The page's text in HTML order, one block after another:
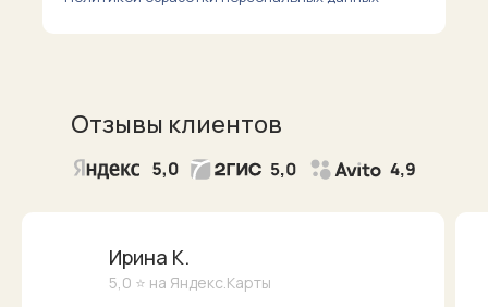
Отзывы клиентов
Ирина К.
5,0 ⭐ на Яндекс.Карты